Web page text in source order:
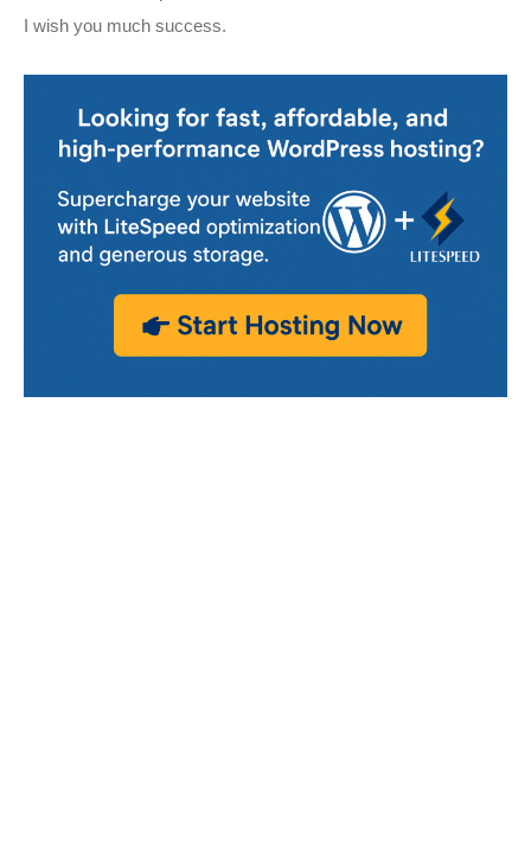
I wish you much success.